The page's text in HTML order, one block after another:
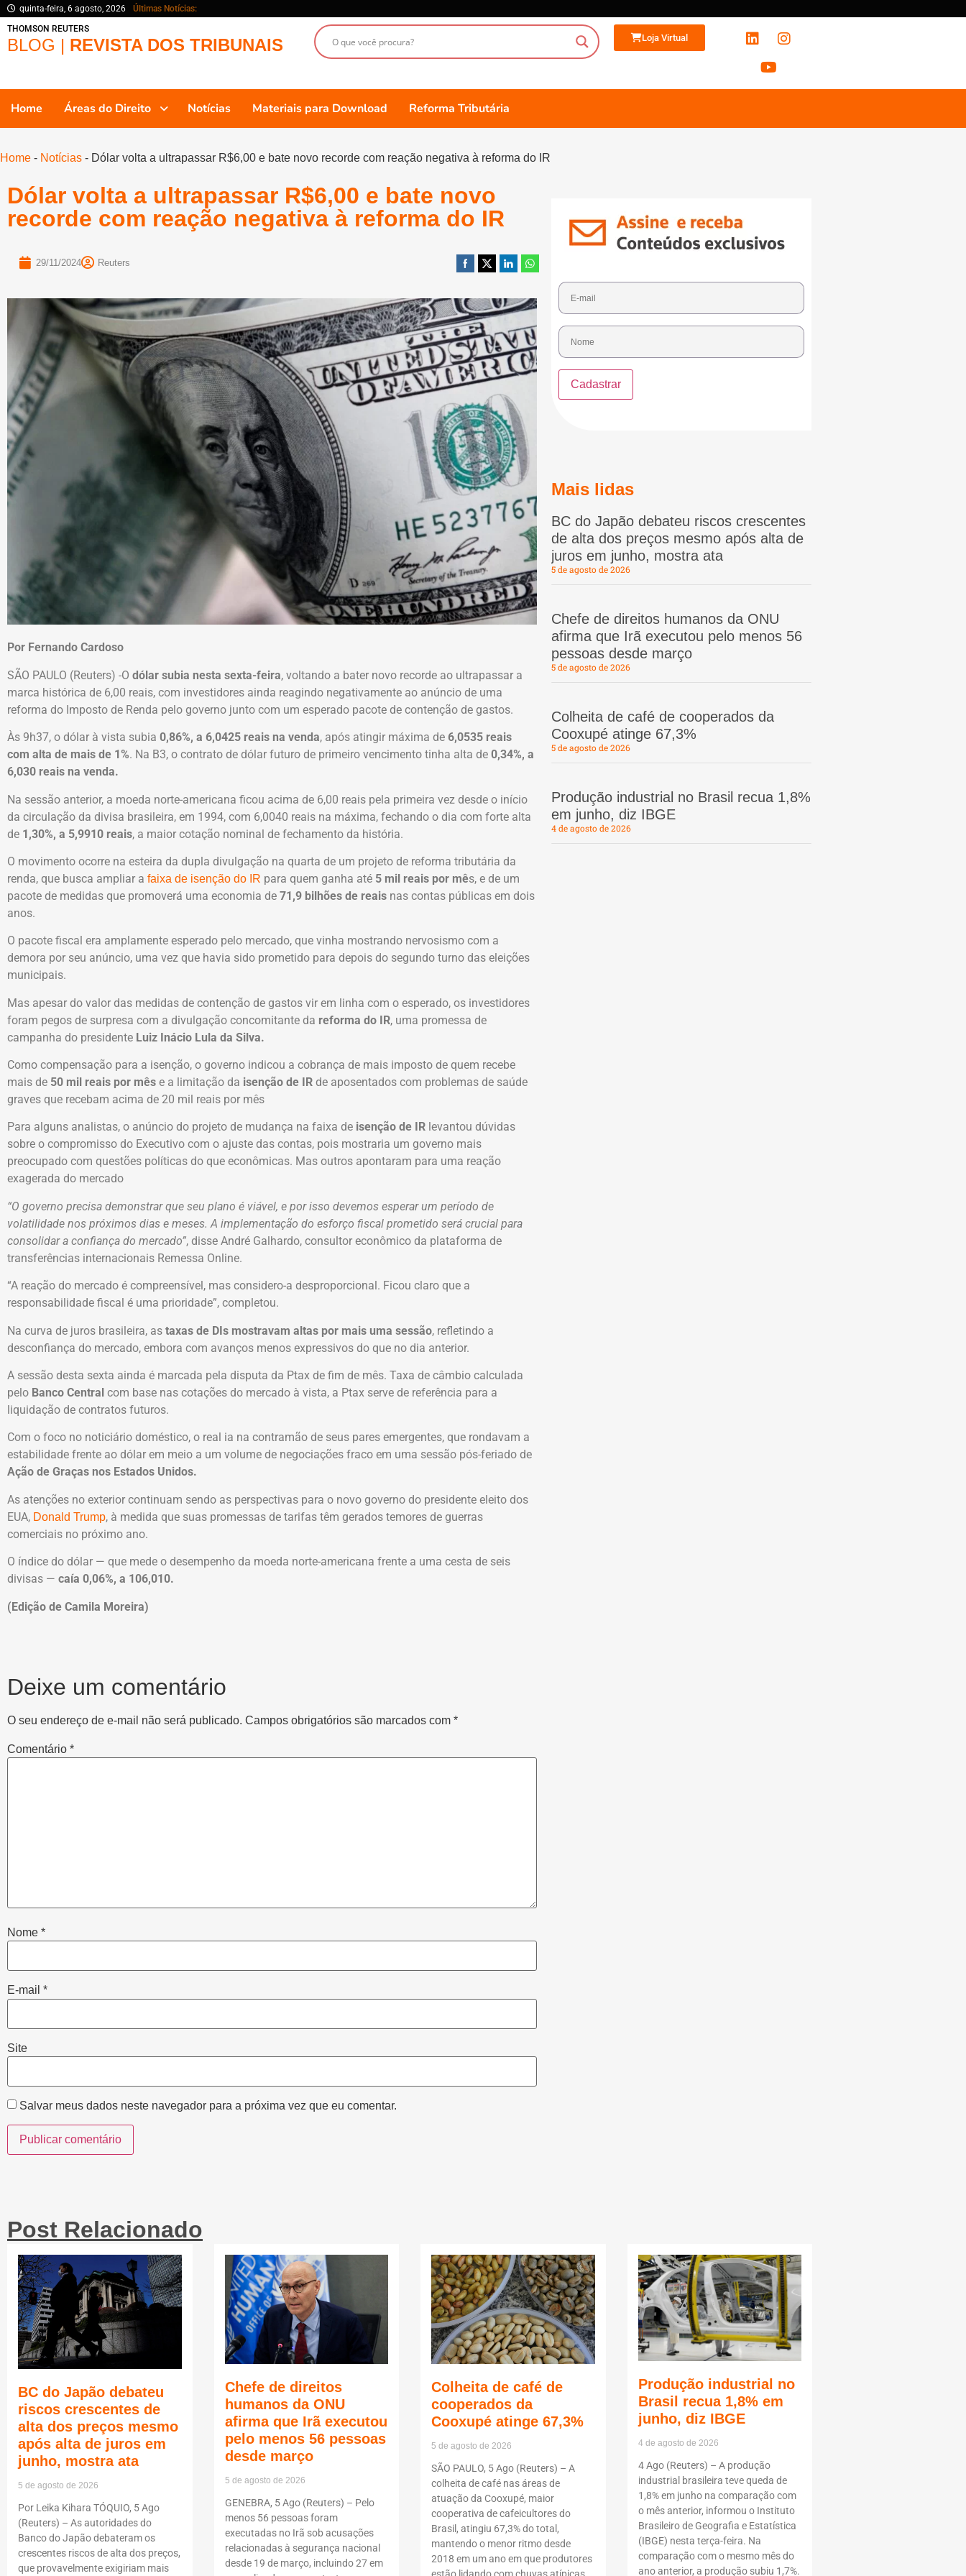
quinta-feira, 6 agosto, 2026
Últimas Notícias:
THOMSON REUTERS
BLOG | REVISTA DOS TRIBUNAIS Loja Virtual
Home Áreas do Direito Notícias Materiais para Download Reforma Tributária
Home - Notícias - Dólar volta a ultrapassar R$6,00 e bate novo recorde com reação negativa à reforma do IR
Dólar volta a ultrapassar R$6,00 e bate novo
recorde com reação negativa à reforma do IR
29/11/2024 Reuters
Por Fernando Cardoso
SÃO PAULO (Reuters) -O dólar subia nesta sexta-feira, voltando a bater novo recorde ao ultrapassar a
marca histórica de 6,00 reais, com investidores ainda reagindo negativamente ao anúncio de uma
reforma do Imposto de Renda pelo governo junto com um esperado pacote de contenção de gastos.
Às 9h37, o dólar à vista subia 0,86%, a 6,0425 reais na venda, após atingir máxima de 6,0535 reais
com alta de mais de 1%. Na B3, o contrato de dólar futuro de primeiro vencimento tinha alta de 0,34%, a
6,030 reais na venda.
Na sessão anterior, a moeda norte-americana ficou acima de 6,00 reais pela primeira vez desde o início
da circulação da divisa brasileira, em 1994, com 6,0040 reais na máxima, fechando o dia com forte alta
de 1,30%, a 5,9910 reais, a maior cotação nominal de fechamento da história.
O movimento ocorre na esteira da dupla divulgação na quarta de um projeto de reforma tributária da
renda, que busca ampliar a faixa de isenção do IR para quem ganha até 5 mil reais por mês, e de um
pacote de medidas que promoverá uma economia de 71,9 bilhões de reais nas contas públicas em dois
anos.
O pacote fiscal era amplamente esperado pelo mercado, que vinha mostrando nervosismo com a
demora por seu anúncio, uma vez que havia sido prometido para depois do segundo turno das eleições
municipais.
Mas apesar do valor das medidas de contenção de gastos vir em linha com o esperado, os investidores
foram pegos de surpresa com a divulgação concomitante da reforma do IR, uma promessa de
campanha do presidente Luiz Inácio Lula da Silva.
Como compensação para a isenção, o governo indicou a cobrança de mais imposto de quem recebe
mais de 50 mil reais por mês e a limitação da isenção de IR de aposentados com problemas de saúde
graves que recebam acima de 20 mil reais por mês
Para alguns analistas, o anúncio do projeto de mudança na faixa de isenção de IR levantou dúvidas
sobre o compromisso do Executivo com o ajuste das contas, pois mostraria um governo mais
preocupado com questões políticas do que econômicas. Mas outros apontaram para uma reação
exagerada do mercado
“O governo precisa demonstrar que seu plano é viável, e por isso devemos esperar um período de
volatilidade nos próximos dias e meses. A implementação do esforço fiscal prometido será crucial para
consolidar a confiança do mercado”, disse André Galhardo, consultor econômico da plataforma de
transferências internacionais Remessa Online.
“A reação do mercado é compreensível, mas considero-a desproporcional. Ficou claro que a
responsabilidade fiscal é uma prioridade”, completou.
Na curva de juros brasileira, as taxas de DIs mostravam altas por mais uma sessão, refletindo a
desconfiança do mercado, embora com avanços menos expressivos do que no dia anterior.
A sessão desta sexta ainda é marcada pela disputa da Ptax de fim de mês. Taxa de câmbio calculada
pelo Banco Central com base nas cotações do mercado à vista, a Ptax serve de referência para a
liquidação de contratos futuros.
Com o foco no noticiário doméstico, o real ia na contramão de seus pares emergentes, que rondavam a
estabilidade frente ao dólar em meio a um volume de negociações fraco em uma sessão pós-feriado de
Ação de Graças nos Estados Unidos.
As atenções no exterior continuam sendo as perspectivas para o novo governo do presidente eleito dos
EUA, Donald Trump, à medida que suas promessas de tarifas têm gerados temores de guerras
comerciais no próximo ano.
O índice do dólar — que mede o desempenho da moeda norte-americana frente a uma cesta de seis
divisas — caía 0,06%, a 106,010.
(Edição de Camila Moreira)
Deixe um comentário
O seu endereço de e-mail não será publicado. Campos obrigatórios são marcados com *
Comentário *
Nome *
E-mail *
Site
Salvar meus dados neste navegador para a próxima vez que eu comentar.
Mais lidas
BC do Japão debateu riscos crescentes
de alta dos preços mesmo após alta de
juros em junho, mostra ata
5 de agosto de 2026
Chefe de direitos humanos da ONU
afirma que Irã executou pelo menos 56
pessoas desde março
5 de agosto de 2026
Colheita de café de cooperados da
Cooxupé atinge 67,3%
5 de agosto de 2026
Produção industrial no Brasil recua 1,8%
em junho, diz IBGE
4 de agosto de 2026
Post Relacionado
BC do Japão debateu
riscos crescentes de
alta dos preços mesmo
após alta de juros em
junho, mostra ata
5 de agosto de 2026
Por Leika Kihara TÓQUIO, 5 Ago
(Reuters) – As autoridades do
Banco do Japão debateram os
crescentes riscos de alta dos preços,
que provavelmente exigiriam mais
Chefe de direitos
humanos da ONU
afirma que Irã executou
pelo menos 56 pessoas
desde março
5 de agosto de 2026
GENEBRA, 5 Ago (Reuters) – Pelo
menos 56 pessoas foram
executadas no Irã sob acusações
relacionadas à segurança nacional
desde 19 de março, incluindo 27 em
Colheita de café de
cooperados da
Cooxupé atinge 67,3%
5 de agosto de 2026
SÃO PAULO, 5 Ago (Reuters) – A
colheita de café nas áreas de
atuação da Cooxupé, maior
cooperativa de cafeicultores do
Brasil, atingiu 67,3% do total,
mantendo o menor ritmo desde
2018 em um ano em que produtores
estão lidando com chuvas atípicas
Produção industrial no
Brasil recua 1,8% em
junho, diz IBGE
4 de agosto de 2026
4 Ago (Reuters) – A produção
industrial brasileira teve queda de
1,8% em junho na comparação com
o mês anterior, informou o Instituto
Brasileiro de Geografia e Estatística
(IBGE) nesta terça-feira. Na
comparação com o mesmo mês do
ano anterior, a produção subiu 1,7%.